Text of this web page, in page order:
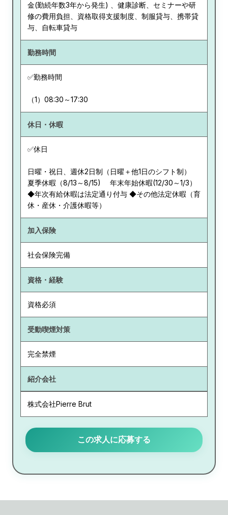
金(勤続年数3年から発生) 、健康診断、セミナーや研
修の費用負担、資格取得支援制度、制服貸与、携帯貸
与、自転車貸与
勤務時間
✅勤務時間
（1）08:30～17:30
休日・休暇
✅休日
日曜・祝日、週休2日制（日曜＋他1日のシフト制）
夏季休暇（8/13～8/15) 年末年始休暇(12/30～1/3）
◆年次有給休暇は法定通り付与 ◆その他法定休暇（育
休・産休・介護休暇等）
加入保険
社会保険完備
資格・経験
資格必須
受動喫煙対策
完全禁煙
紹介会社
株式会社Pierre Brut
この求人に応募する